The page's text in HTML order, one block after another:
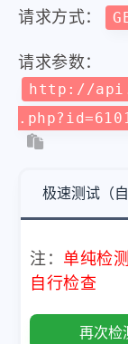
请求方式：
请求参数：
http://
极速测试（自
注： 单纯检测
自行检查
再次检